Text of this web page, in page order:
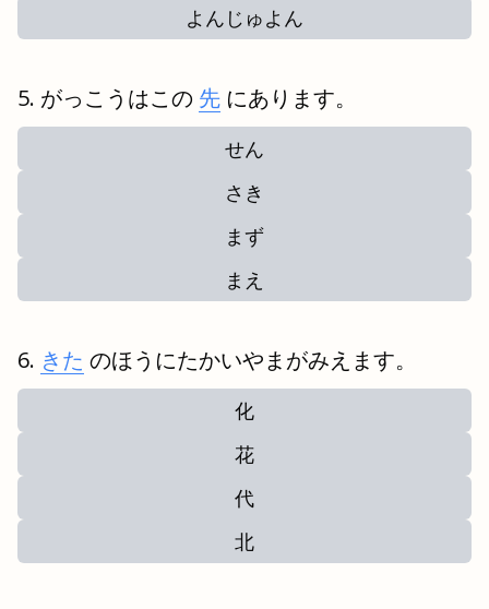
よんじゅよん
がっこうはこの 先 にあります。
せん
さき
まず
まえ
きた のほうにたかいやまがみえます。
化
花
代
北